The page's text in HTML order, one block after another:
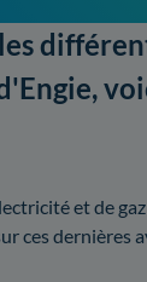
et de
ces dernières